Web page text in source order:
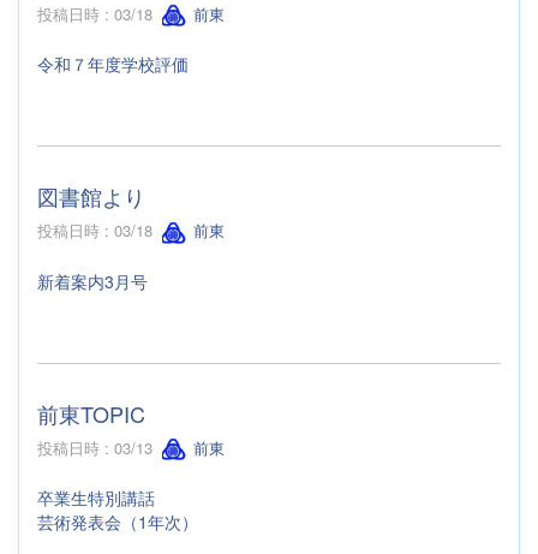
投稿日時 : 03/18 前東
令和７年度学校評価
図書館より
投稿日時 : 03/18 前東
新着案内3月号
前東TOPIC
投稿日時 : 03/13 前東
卒業生特別講話
芸術発表会（1年次）